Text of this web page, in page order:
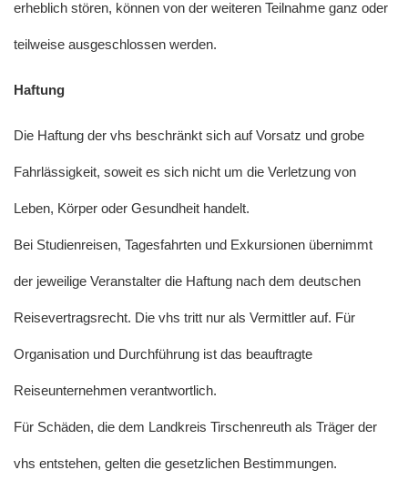
erheblich stören, können von der weiteren Teilnahme ganz oder
teilweise ausgeschlossen werden.
Haftung
Die Haftung der vhs beschränkt sich auf Vorsatz und grobe
Fahrlässigkeit, soweit es sich nicht um die Verletzung von
Leben, Körper oder Gesundheit handelt.
Bei Studienreisen, Tagesfahrten und Exkursionen übernimmt
der jeweilige Veranstalter die Haftung nach dem deutschen
Reisevertragsrecht. Die vhs tritt nur als Vermittler auf. Für
Organisation und Durchführung ist das beauftragte
Reiseunternehmen verantwortlich.
Für Schäden, die dem Landkreis Tirschenreuth als Träger der
vhs entstehen, gelten die gesetzlichen Bestimmungen.